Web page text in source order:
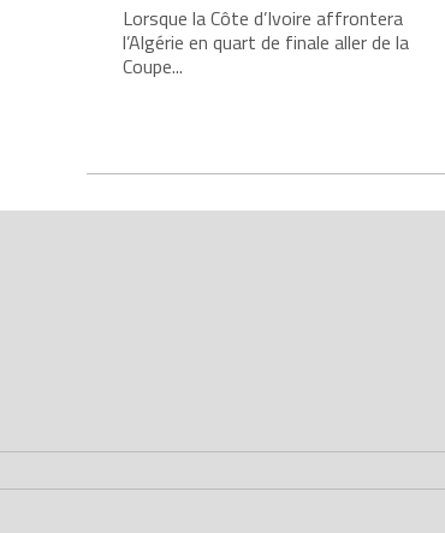
Lorsque la Côte d’Ivoire affrontera
l’Algérie en quart de finale aller de la
Coupe...